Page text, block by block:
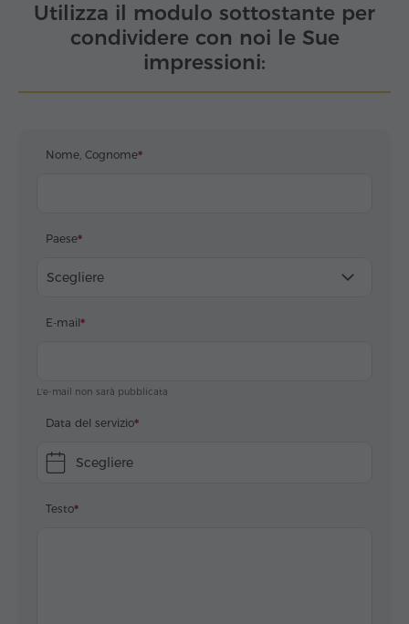
Utilizza il modulo sottostante per
condividere con noi le Sue
impressioni:
Nome, Cognome
Paese
Scegliere
E-mail
L'e-mail non sarà pubblicata
Data del servizio
Scegliere
Testo